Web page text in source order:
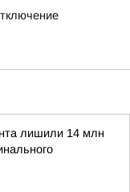
лишили 14 млн